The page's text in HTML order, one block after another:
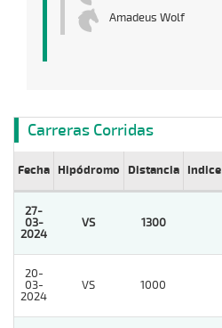
Amadeus Wolf
Carreras Corridas
Fecha Hipódromo Distancia Indice
27-
03-
2024
VS 1300
20-
03-
2024
VS 1000